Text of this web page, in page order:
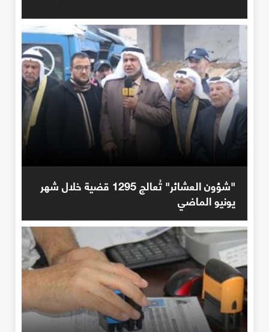
"شؤون العشائر" تُعالج 1295 قضية خلال شهر
يونيو الماضي